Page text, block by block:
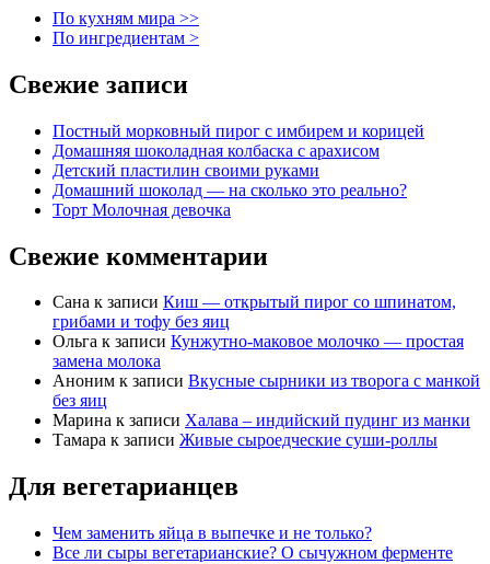
По кухням мира >>
По ингредиентам >
Свежие записи
Постный морковный пирог с имбирем и корицей
Домашняя шоколадная колбаска с арахисом
Детский пластилин своими руками
Домашний шоколад — на сколько это реально?
Торт Молочная девочка
Свежие комментарии
Сана к записи Киш — открытый пирог со шпинатом,
грибами и тофу без яиц
Ольга к записи Кунжутно-маковое молочко — простая
замена молока
Аноним к записи Вкусные сырники из творога с манкой
без яиц
Марина к записи Халава – индийский пудинг из манки
Тамара к записи Живые сыроедческие суши-роллы
Для вегетарианцев
Чем заменить яйца в выпечке и не только?
Все ли сыры вегетарианские? О сычужном ферменте